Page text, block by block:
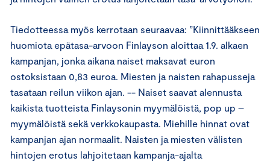
Tiedotteessa myös kerrotaan seuraavaa: ”Kiinnittääkseen
huomiota epätasa-arvoon Finlayson aloittaa 1.9. alkaen
kampanjan, jonka aikana naiset maksavat euron
ostoksistaan 0,83 euroa. Miesten ja naisten rahapusseja
tasataan reilun viikon ajan. -- Naiset saavat alennusta
kaikista tuotteista Finlaysonin myymälöistä, pop up –
myymälöistä sekä verkkokaupasta. Miehille hinnat ovat
kampanjan ajan normaalit. Naisten ja miesten välisten
hintojen erotus lahjoitetaan kampanja-ajalta